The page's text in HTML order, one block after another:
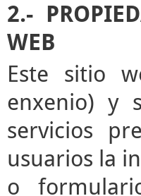
2.-
WEB
Este sitio
enxenio) y
servicios
usuarios la
o